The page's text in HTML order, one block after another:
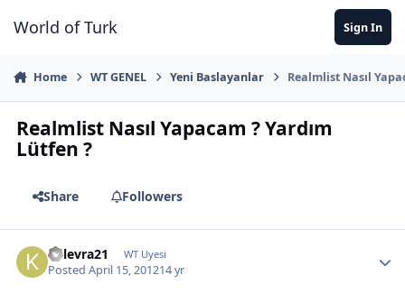
World of Turk Sign In
Home WT GENEL Yeni Baslayanlar Realmlist Nasıl
Realmlist Nasıl Yapacam ? Yardım
Lütfen ?
Share Followers
kalevra21 WT Uyesi
PostedApril 15, 201214 yr